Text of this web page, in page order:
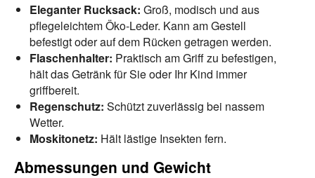
Eleganter Rucksack: Groß, modisch und aus
pflegeleichtem Öko-Leder. Kann am Gestell
befestigt oder auf dem Rücken getragen werden.
Flaschenhalter: Praktisch am Griff zu befestigen,
hält das Getränk für Sie oder Ihr Kind immer
griffbereit.
Regenschutz: Schützt zuverlässig bei nassem
Wetter.
Moskitonetz: Hält lästige Insekten fern.
Abmessungen und Gewicht